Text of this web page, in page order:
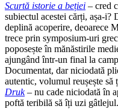
Scurtă istorie a beției – cred
subiectul acestei cărți, așa-i?
deplină acoperire, deoarece
trece prin symposium-uri
poposește în mănăstirile
ajungând într-un final la
Documentat, dar niciodată
autentic, volumul reușește
Druk– nu cade niciodată în
poftă teribilă să îți uzi